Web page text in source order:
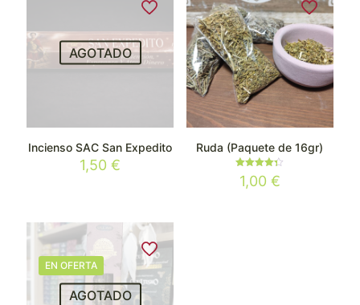
AGOTADO
Incienso SAC San Expedito
1,50€
Ruda (Paquete de 16gr)
Valorado
con
1,00 €
EN OFERTA
AGOTADO